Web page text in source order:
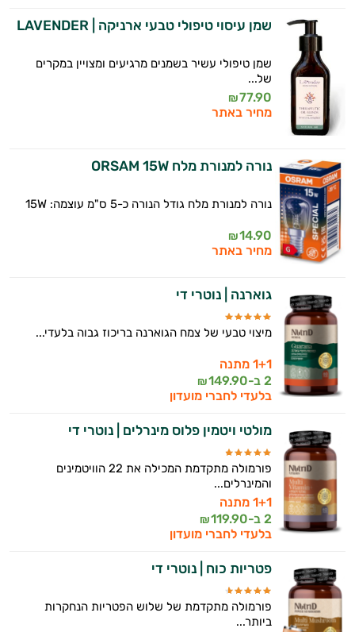
שמן עיסוי טיפולי טבעי ארניקה | LAVENDER
שמן טיפולי עשיר בשמנים מרגיעים ומצויין במקרים
של...
77.90
₪
מחיר באתר
נורה למנורת מלח ORSAM 15W
נורה למנורת מלח גודל הנורה כ-5 ס"מ עוצמה: 15W
14.90
₪
מחיר באתר
גוארנה | נוטרי די
מיצוי טבעי של צמח הגוארנה בריכוז גבוה בלעדי...
1+1 מתנה
2 ב-
149.90
₪
בלעדי לחברי מועדון
מולטי ויטמין פלוס מינרלים | נוטרי די
פורמולה מתקדמת המכילה את 22 הוויטמינים
והמינרלים...
1+1 מתנה
2 ב-
119.90
₪
בלעדי לחברי מועדון
פטריות כוח | נוטרי די
פורמולה מתקדמת של שלוש הפטריות הנחקרות
ביותר...